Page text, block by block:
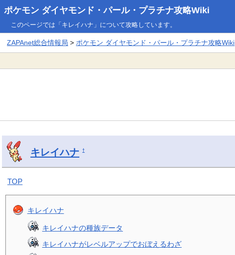
ポケモン ダイヤモンド・パール・プラチナ攻略Wiki
このページでは「キレイハナ」について攻略しています。
ZAPAnet総合情報局 >ポケモン ダイヤモンド・パール・プラチナ攻略Wiki
キレイハナ †
TOP
キレイハナ
キレイハナの種族データ
キレイハナがレベルアップでおぼえるわざ